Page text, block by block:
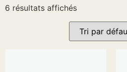
6 résultats affichés